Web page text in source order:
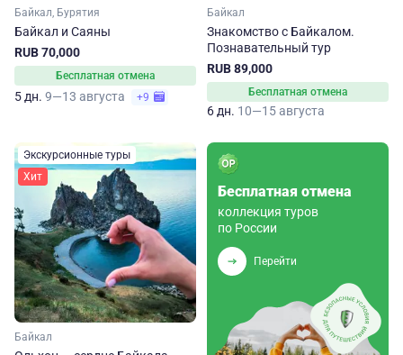
Байкал, Бурятия
Байкал и Саяны
RUB 70,000
Бесплатная отмена
5 дн. 9—13 августа +9
Байкал
Знакомство с Байкалом.
Познавательный тур
RUB 89,000
Бесплатная отмена
6 дн. 10—15 августа
Экскурсионные туры
Хит
Байкал
Бесплатная отмена
коллекция туров
по России
Перейти